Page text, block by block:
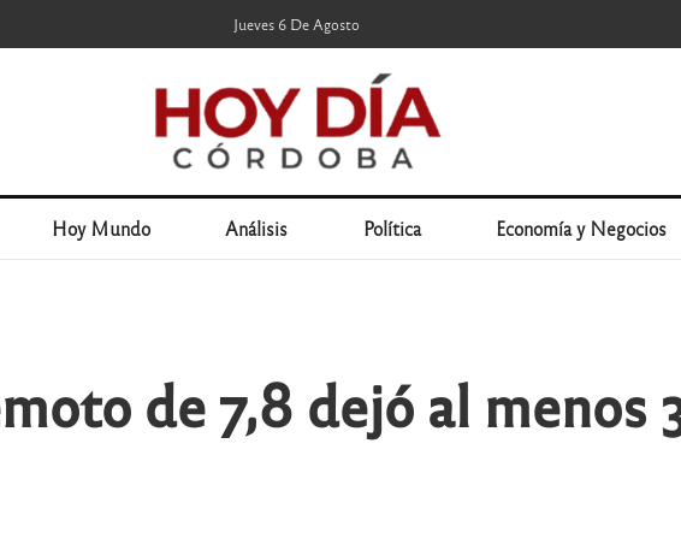
Jueves 6 De Agosto
Hoy Mundo Análisis Política Economía y Negocios
de 7,8 dejó al menos